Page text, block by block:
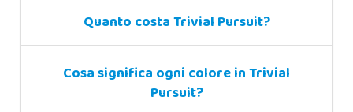
Quanto costa Trivial Pursuit?
Cosa significa ogni colore in Trivial
Pursuit?